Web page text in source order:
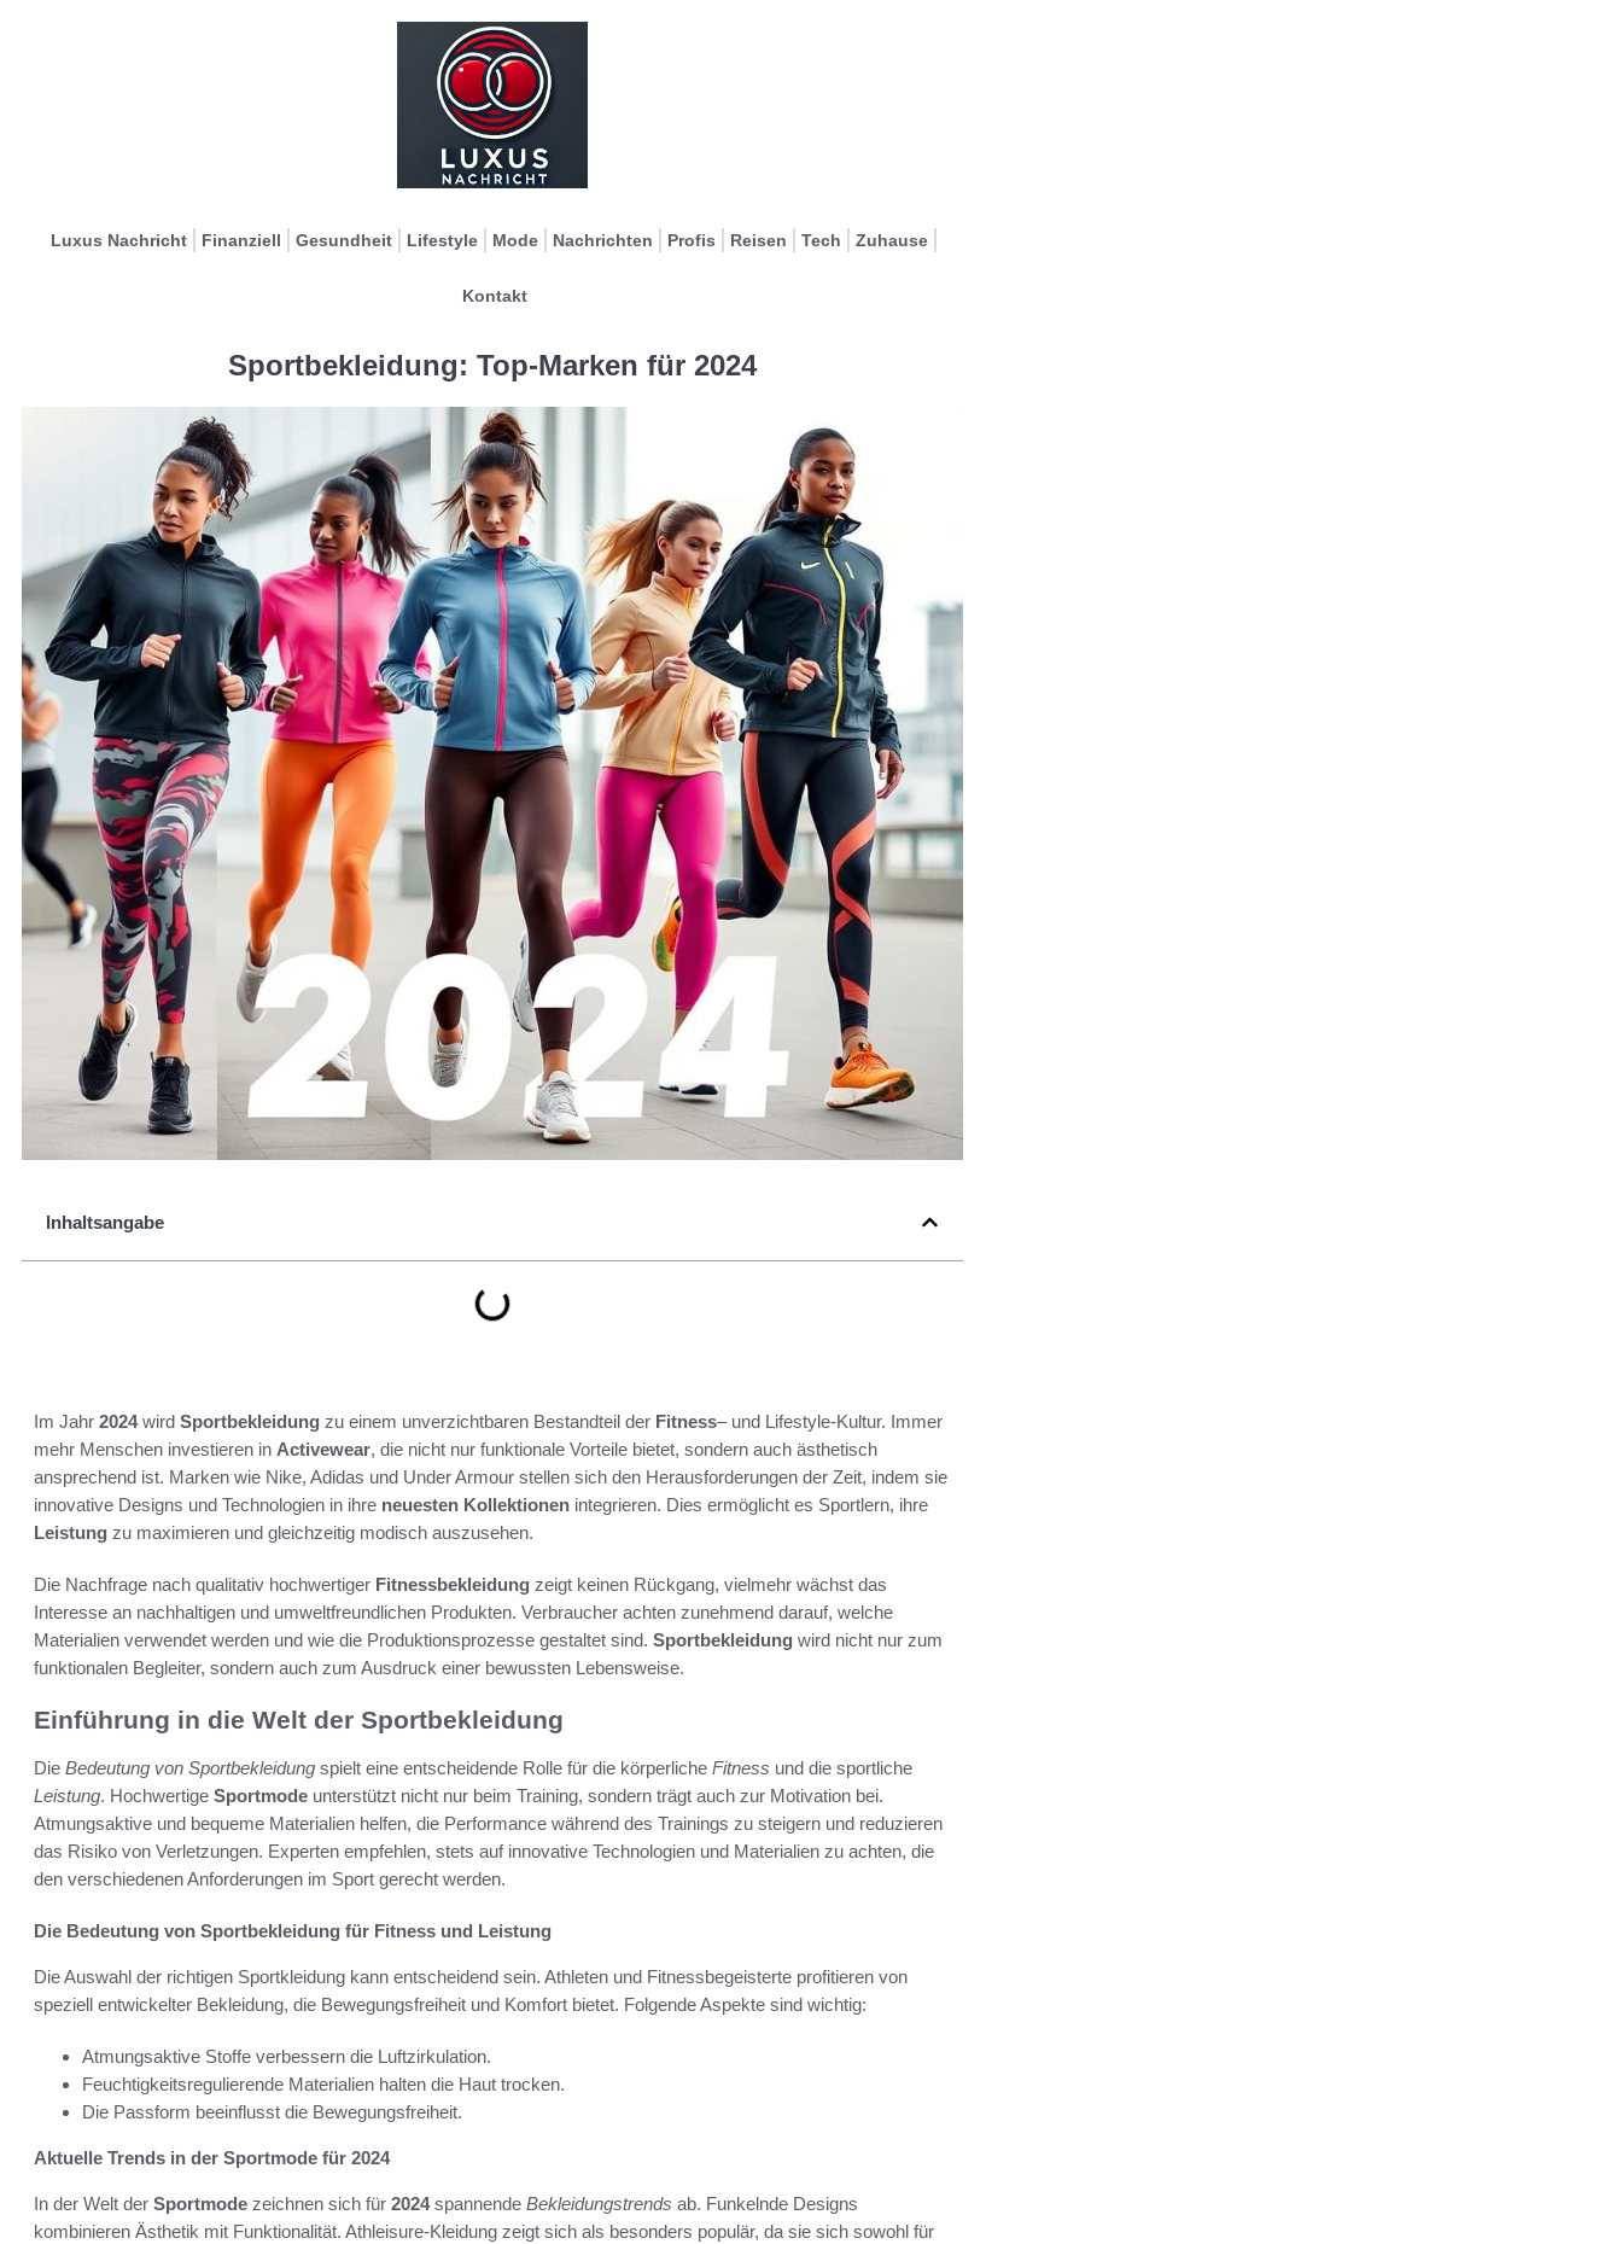
Luxus Nachricht Finanziell Gesundheit Lifestyle Mode Nachrichten Profis Reisen Tech Zuhause
Kontakt
Sportbekleidung: Top-Marken für 2024
Inhaltsangabe
Im Jahr 2024wird Sportbekleidung zu einem unverzichtbaren Bestandteil der Fitness– und Lifestyle-Kultur. Immer
mehr Menschen investieren in Activewear, die nicht nur funktionale Vorteile bietet, sondern auch ästhetisch
ansprechend ist. Marken wie Nike, Adidas und Under Armour stellen sich den Herausforderungen der Zeit, indem sie
innovative Designs und Technologien in ihre neuesten Kollektionen integrieren. Dies ermöglicht es Sportlern, ihre
Leistung zu maximieren und gleichzeitig modisch auszusehen.
Die Nachfrage nach qualitativ hochwertiger Fitnessbekleidung zeigt keinen Rückgang, vielmehr wächst das
Interesse an nachhaltigen und umweltfreundlichen Produkten. Verbraucher achten zunehmend darauf, welche
Materialien verwendet werden und wie die Produktionsprozesse gestaltet sind. Sportbekleidung wird nicht nur zum
funktionalen Begleiter, sondern auch zum Ausdruck einer bewussten Lebensweise.
Einführung in die Welt der Sportbekleidung
Die Bedeutung von Sportbekleidung spielt eine entscheidende Rolle für die körperliche Fitness und die sportliche
Leistung. Hochwertige Sportmode unterstützt nicht nur beim Training, sondern trägt auch zur Motivation bei.
Atmungsaktive und bequeme Materialien helfen, die Performance während des Trainings zu steigern und reduzieren
das Risiko von Verletzungen. Experten empfehlen, stets auf innovative Technologien und Materialien zu achten, die
den verschiedenen Anforderungen im Sport gerecht werden.
Die Bedeutung von Sportbekleidung für Fitness und Leistung
Die Auswahl der richtigen Sportkleidung kann entscheidend sein. Athleten und Fitnessbegeisterte profitieren von
speziell entwickelter Bekleidung, die Bewegungsfreiheit und Komfort bietet. Folgende Aspekte sind wichtig:
Atmungsaktive Stoffe verbessern die Luftzirkulation.
Feuchtigkeitsregulierende Materialien halten die Haut trocken.
Die Passform beeinflusst die Bewegungsfreiheit.
Aktuelle Trends in der Sportmode für 2024
In der Welt der Sportmode zeichnen sich für 2024spannende Bekleidungstrends ab. Funkelnde Designs
kombinieren Ästhetik mit Funktionalität. Athleisure-Kleidung zeigt sich als besonders populär, da sie sich sowohl für